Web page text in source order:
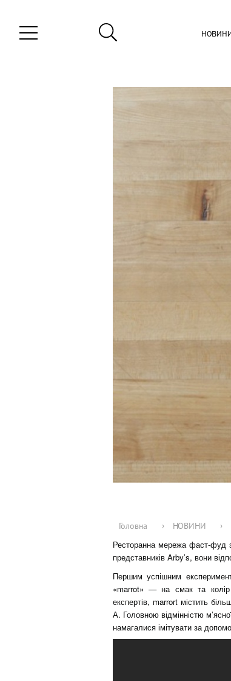
НОВИНИ
Головна › НОВИНИ ›
Ресторанна мережа фаст-фуд
представників Arby’s, вони
Першим успішним
«marrot» — на смак та колір
експертів, marrort містить
А. Головною відмінністю
намагалися імітувати за